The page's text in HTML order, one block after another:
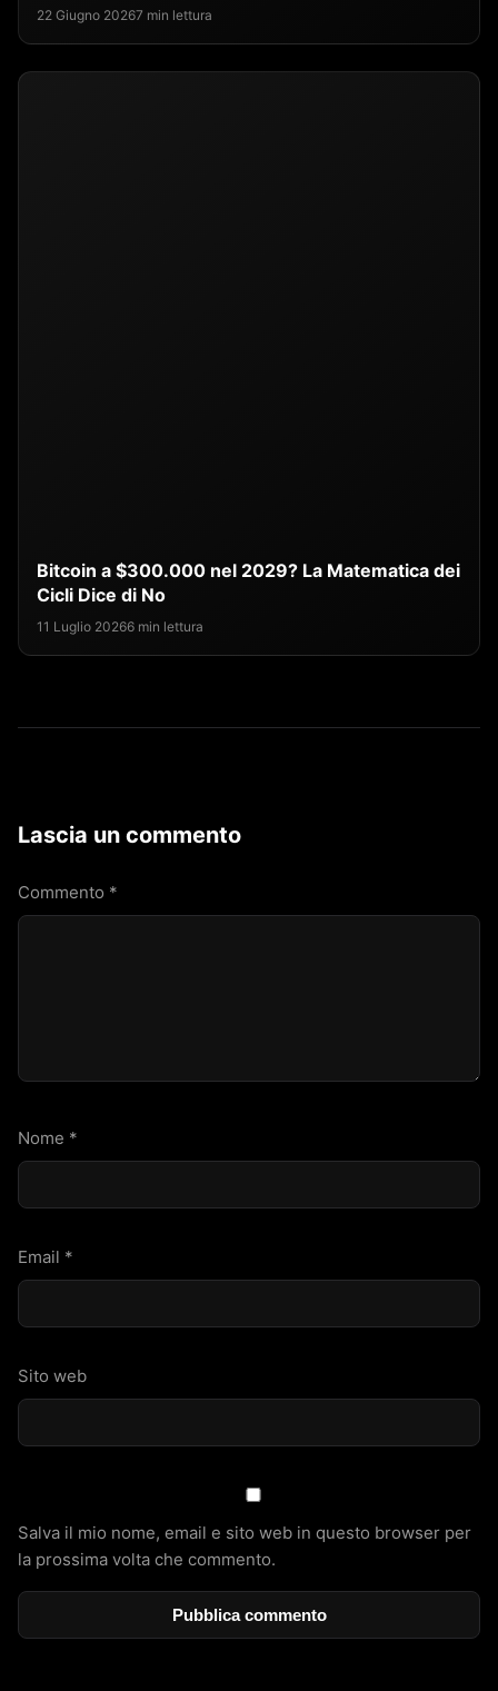
22 Giugno 20267 min lettura
Bitcoin a $300.000 nel 2029? La Matematica dei
Cicli Dice di No
11 Luglio 20266 min lettura
Lascia un commento
Commento *
Nome *
Email *
Sito web
Salva il mio nome, email e sito web in questo browser per
la prossima volta che commento.